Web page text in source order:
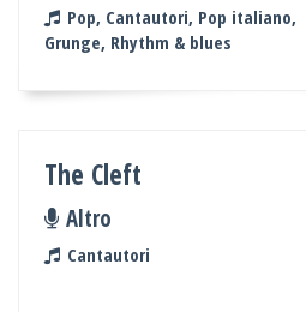
Pop, Cantautori, Pop italiano,
Grunge, Rhythm & blues
The Cleft
Altro
Cantautori